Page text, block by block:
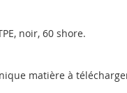
noir, 60 shore.
matière à